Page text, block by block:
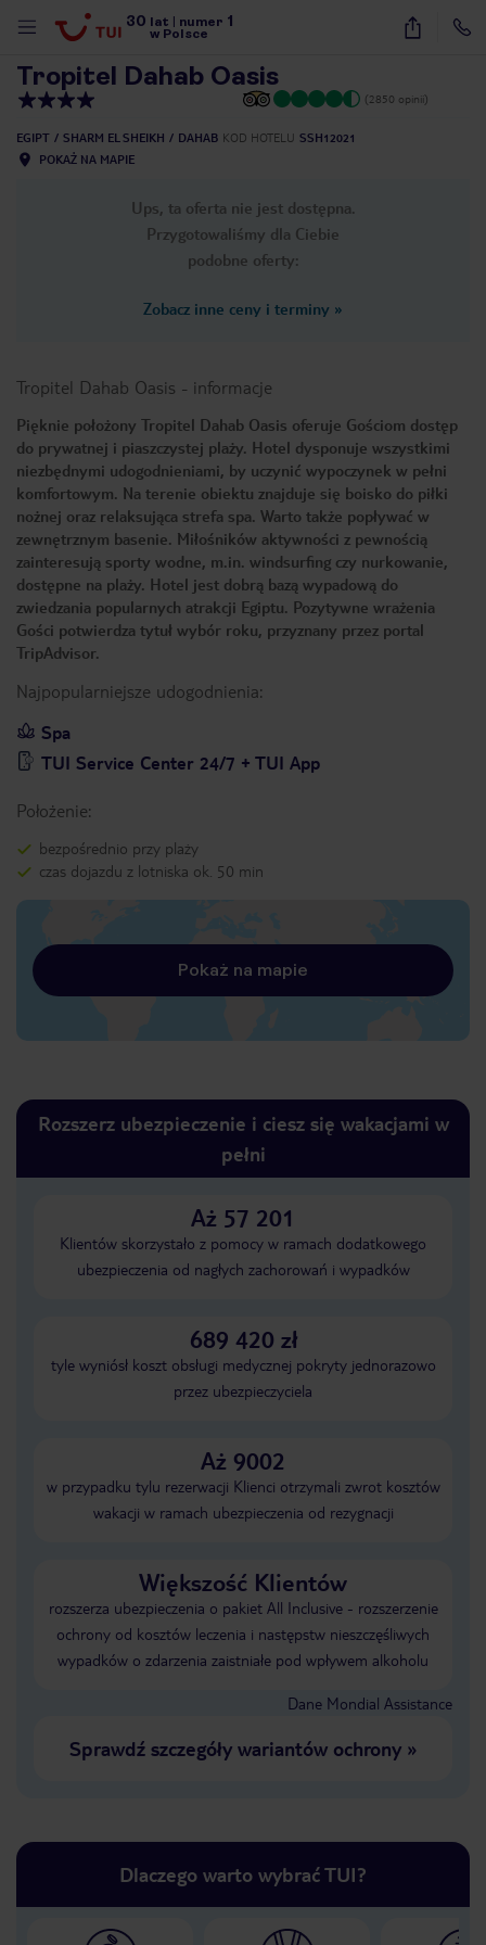
30 lat numer 1
w Polsce
32
Tropitel Dahab Oasis
(2850 opinii)
EGIPT SHARM EL SHEIKH DAHAB KOD HOTELU SSH12021
POKAŻ NA MAPIE
Ups, ta oferta nie jest dostępna.
Przygotowaliśmy dla Ciebie
podobne oferty:
Zobacz inne ceny i terminy »
Tropitel Dahab Oasis - informacje
Pięknie położony Tropitel Dahab Oasis oferuje Gościom dostęp
do prywatnej i piaszczystej plaży. Hotel dysponuje wszystkimi
niezbędnymi udogodnieniami, by uczynić wypoczynek w pełni
komfortowym. Na terenie obiektu znajduje się boisko do piłki
nożnej oraz relaksująca strefa spa. Warto także popływać w
zewnętrznym basenie. Miłośników aktywności z pewnością
zainteresują sporty wodne, m.in. windsurfing czy nurkowanie,
dostępne na plaży. Hotel jest dobrą bazą wypadową do
zwiedzania popularnych atrakcji Egiptu. Pozytywne wrażenia
Gości potwierdza tytuł wybór roku, przyznany przez portal
TripAdvisor.
Najpopularniejsze udogodnienia:
Spa
TUI Service Center 24/7 + TUI App
Położenie:
bezpośrednio przy plaży
czas dojazdu z lotniska ok. 50 min
Pokaż na mapie
Rozszerz ubezpieczenie i ciesz się wakacjami w
pełni
Aż 57 201
Klientów skorzystało z pomocy w ramach dodatkowego
ubezpieczenia od nagłych zachorowań i wypadków
689 420 zł
tyle wyniósł koszt obsługi medycznej pokryty jednorazowo
przez ubezpieczyciela
Aż 9002
w przypadku tylu rezerwacji Klienci otrzymali zwrot kosztów
wakacji w ramach ubezpieczenia od rezygnacji
Większość Klientów
rozszerza ubezpieczenia o pakiet All Inclusive - rozszerzenie
ochrony od kosztów leczenia i następstw nieszczęśliwych
wypadków o zdarzenia zaistniałe pod wpływem alkoholu
Dane Mondial Assistance
Sprawdź szczegóły wariantów ochrony»
Dlaczego warto wybrać TUI?